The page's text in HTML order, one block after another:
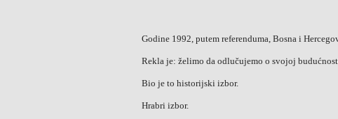
Godine 1992, putem referenduma, Bosna i
Rekla je: želimo da odlučujemo o svojoj
Bio je to historijski izbor.
Hrabri izbor.